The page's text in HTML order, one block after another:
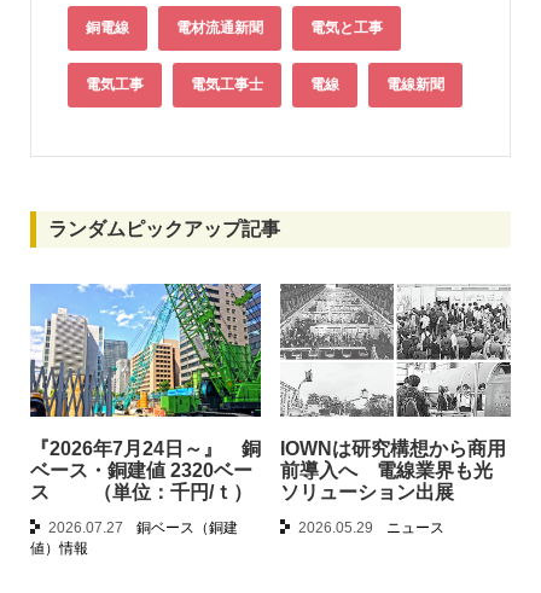
銅電線 電材流通新聞 電気と工事
電気工事 電気工事士 電線 電線新聞
ランダムピックアップ記事
『2026年7月24日～』 銅
ベース・銅建値 2320ベー
ス （単位：千円/ｔ）
2026.07.27
銅ベース（銅建
値）情報
IOWNは研究構想から商用
前導入へ 電線業界も光
ソリューション出展
2026.05.29 ニュース